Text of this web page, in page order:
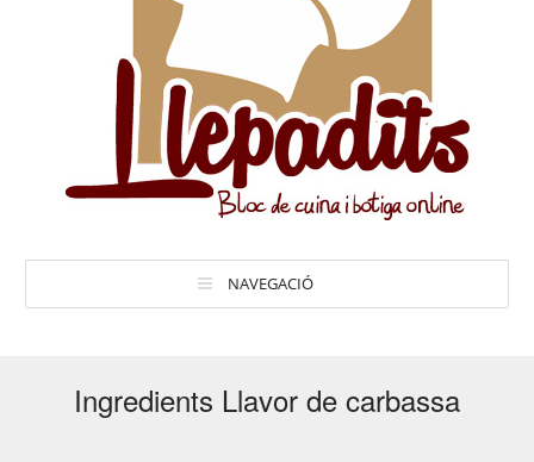
NAVEGACIÓ
Ingredients Llavor de carbassa